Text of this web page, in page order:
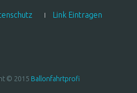
Link Eintragen
© 2015 Ballonfahrtprofi